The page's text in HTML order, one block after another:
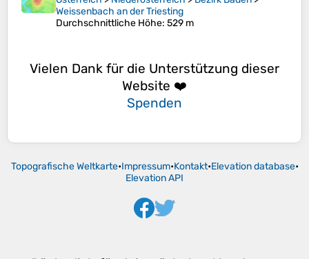
Weissenbach an der Triesting
Durchschnittliche Höhe: 529 m
Vielen Dank für die Unterstützung dieser
Website ❤️
Spenden
Topografische Weltkarte•Impressum•Kontakt•Elevation database•
Elevation API